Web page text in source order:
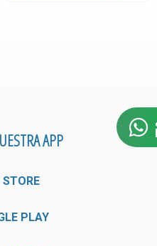
APP
PLAY